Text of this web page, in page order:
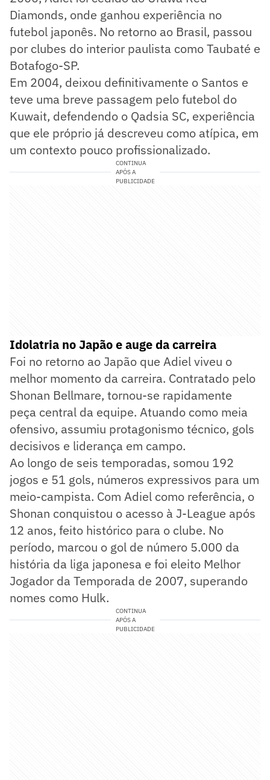
Diamonds, onde ganhou experiência no
futebol japonês. No retorno ao Brasil, passou
por clubes do interior paulista como Taubaté e
Botafogo-SP.
Em 2004, deixou definitivamente o Santos e
teve uma breve passagem pelo futebol do
Kuwait, defendendo o Qadsia SC, experiência
que ele próprio já descreveu como atípica, em
um contexto pouco profissionalizado.
CONTINUA
APÓS A
PUBLICIDADE
Idolatria no Japão e auge da carreira
Foi no retorno ao Japão que Adiel viveu o
melhor momento da carreira. Contratado pelo
Shonan Bellmare, tornou-se rapidamente
peça central da equipe. Atuando como meia
ofensivo, assumiu protagonismo técnico, gols
decisivos e liderança em campo.
Ao longo de seis temporadas, somou 192
jogos e 51 gols, números expressivos para um
meio-campista. Com Adiel como referência, o
Shonan conquistou o acesso à J-League após
12 anos, feito histórico para o clube. No
período, marcou o gol de número 5.000 da
história da liga japonesa e foi eleito Melhor
Jogador da Temporada de 2007, superando
nomes como Hulk.
CONTINUA
APÓS A
PUBLICIDADE